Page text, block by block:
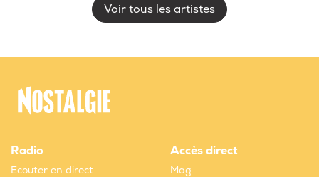
Voir tous les artistes
Radio
Ecouter en direct
Accès direct
Mag